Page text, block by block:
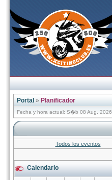
Portal » Planificador
Fecha y hora actual: S�b 08 Aug,
Todos los eventos
Calendario